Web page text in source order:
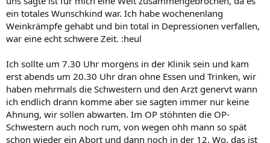
ein totales Wunschkind war. Ich habe wochenenlang
Weinkrämpfe gehabt und bin total in Depressionen verfallen,
war eine echt schwere Zeit. :heul
Ich sollte um 7.30 Uhr morgens in der Klinik sein und kam
erst abends um 20.30 Uhr dran ohne Essen und Trinken, wir
haben mehrmals die Schwestern und den Arzt genervt wann
ich endlich drann komme aber sie sagten immer nur keine
Ahnung, wir sollen abwarten. Im OP stöhnten die OP-
Schwestern auch noch rum, von wegen ohh mann so spät
schon wieder ein Abort und dann noch in der 12. Wo. das ist